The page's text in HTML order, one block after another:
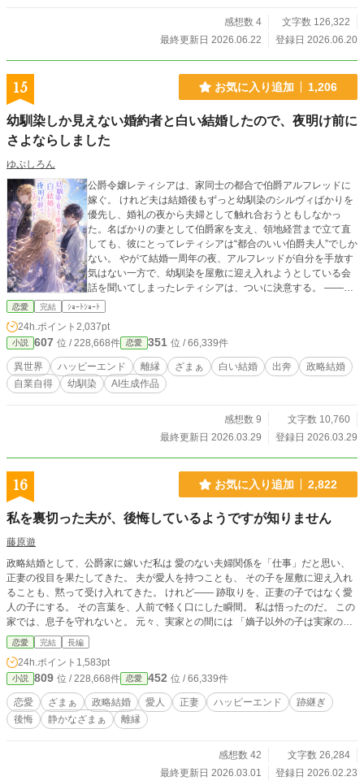
感想数 4
文字数 126,322
最終更新日 2026.06.22
登録日 2026.06.20
15 お気に入り追加 1,206
幼馴染しか見えない婚約者と白い結婚したので、夜明け前に
さよならしました
ゆぷしろん
公爵令嬢レティシアは、家同士の都合で伯爵アルフレッドに
嫁ぐ。 けれど夫は結婚後もずっと幼馴染のシルヴィばかりを
優先し、婚礼の夜から夫婦として触れ合おうともしなかっ
た。名ばかりの妻として伯爵家を支え、領地経営まで立て直
しても、彼にとってレティシアは“都合のいい伯爵夫人”でしか
ない。 やがて結婚一周年の夜、アルフレッドが自分を手放す
気はない一方で、幼馴染を屋敷に迎え入れようとしている会
話を聞いてしまったレティシアは、ついに決意する。 ――も
う、この結婚には見切りをつけよう。 夜明け前、彼女は離縁
手伝いながら、自分の力で生きる穏やかな日々を手に入れて
いく。そこで出会ったのは、身分ではなく一人の女性として
彼女を尊重してくれる青年医師ノアだった。 一方、都合よく
尽くしてくれる妻を失ったアルフレッドは、ようやく自分が
何を失ったのかを思い知ることになる。 幼馴染ばかりを優先
が新天地で本当の幸せを掴む、離縁から始まる逆転ラブスト
恋愛 完結 ｼｮｰﾄｼｮｰﾄ
24h.ポイント 2,037pt
小説 607 位 / 228,668件 恋愛 351 位 / 66,339件
異世界 ハッピーエンド 離縁 ざまぁ 白い結婚 出奔
政略結婚
自業自得
幼馴染 AI生成作品
感想数 9
文字数 10,760
最終更新日 2026.03.29
登録日 2026.03.29
16 お気に入り追加 2,822
私を裏切った夫が、後悔しているようですが知りません
藤原遊
政略結婚として、公爵家に嫁いだ私は 愛のない夫婦関係を「仕事」だと思い、
正妻の役目を果たしてきた。 夫が愛人を持つことも、 その子を屋敷に迎え入れ
ることも、黙って受け入れてきた。 けれど―― 跡取りを、正妻の子ではなく愛
人の子にする。 その言葉を、人前で軽く口にした瞬間。 私は悟ったのだ。 この
家では、息子を守れないと。 元々、実家との間には 「嫡子以外の子は実家の跡
取りにする」という取り決めがあった。 ならば話は簡単だ。 役目を終えた私
は、離縁を選ぶ。 息子と共に、この家を去るだけ。 後悔しているようですが―
― もう、私の知るところではありません。
恋愛 完結 長編
24h.ポイント 1,583pt
小説 809 位 / 228,668件 恋愛 452 位 / 66,339件
恋愛 ざまぁ 政略結婚 愛人 正妻 ハッピーエンド
跡継ぎ
後悔
静かなざまぁ 離縁
感想数 42
文字数 26,284
最終更新日 2026.03.01
登録日 2026.02.23